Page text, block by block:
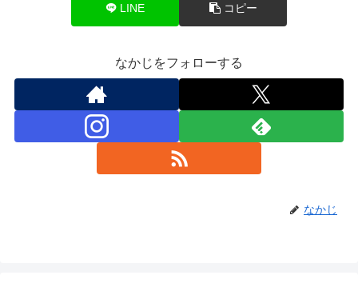
LINE コピー
なかじをフォローする
なかじ